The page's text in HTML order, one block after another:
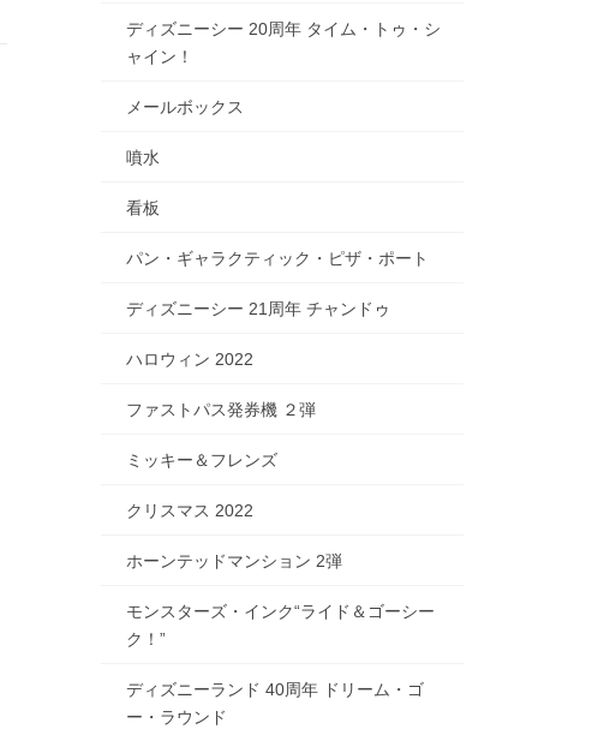
ディズニーシー 20周年 タイム・トゥ・シ
ャイン！
メールボックス
噴水
看板
パン・ギャラクティック・ピザ・ポート
ディズニーシー 21周年 チャンドゥ
ハロウィン 2022
ファストパス発券機 ２弾
ミッキー＆フレンズ
クリスマス 2022
ホーンテッドマンション 2弾
モンスターズ・インク“ライド＆ゴーシー
ク！”
ディズニーランド 40周年 ドリーム・ゴ
ー・ラウンド